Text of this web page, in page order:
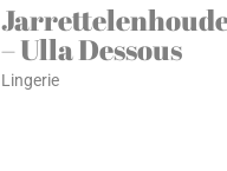
– Ulla Dessous
Lingerie